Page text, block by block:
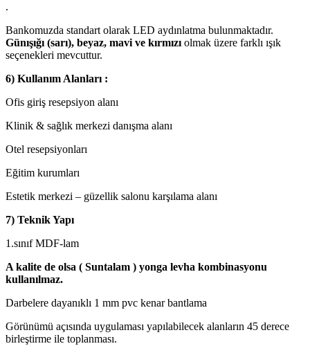
.
Bankomuzda standart olarak LED aydınlatma bulunmaktadır.
Günışığı (sarı), beyaz, mavi ve kırmızı olmak üzere farklı ışık
seçenekleri mevcuttur.
6) Kullanım Alanları :
Ofis giriş resepsiyon alanı
Klinik & sağlık merkezi danışma alanı
Otel resepsiyonları
Eğitim kurumları
Estetik merkezi – güzellik salonu karşılama alanı
7) Teknik Yapı
1.sınıf MDF-lam
A kalite de olsa ( Suntalam ) yonga levha kombinasyonu
kullanılmaz.
Darbelere dayanıklı 1 mm pvc kenar bantlama
Görünümü açısında uygulaması yapılabilecek alanların 45 derece
birleştirme ile toplanması.